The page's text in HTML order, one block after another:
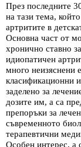
През последните
на тази тема,
артритите в
Основна част от
хронично ставно
идиопатичен
много неизяснени
класификационни
заделено за
дозите им, а са
препоръки за
съвременното
терапевтични
Особен интерес, а